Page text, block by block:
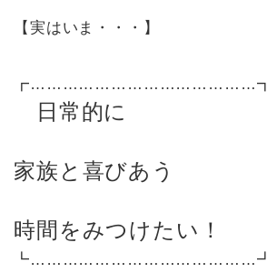
【実はいま・・・】
┏……………………………………┓
日常的に
家族と喜びあう
時間をみつけたい ！
┗……………………………………┛